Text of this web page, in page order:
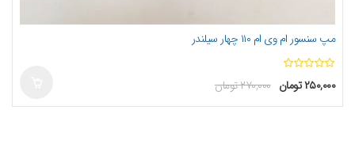
مپ سنسور ام وی ام ۱۱۰ چهار سیلندر
۲۷۰,۰۰۰تومان ۲۵۰,۰۰۰تومان